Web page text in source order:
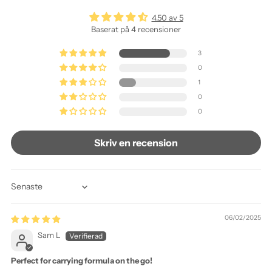
4.50 av 5
Baserat på 4 recensioner
3
0
1
0
0
Skriv en recension
Sort by
06/02/2025
Sam L
Perfect for carrying formula on the go!